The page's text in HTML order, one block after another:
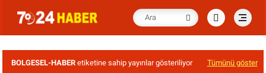
BOLGESEL-HABER etiketine sahip yayınlar gösteriliyor Tümünü göster